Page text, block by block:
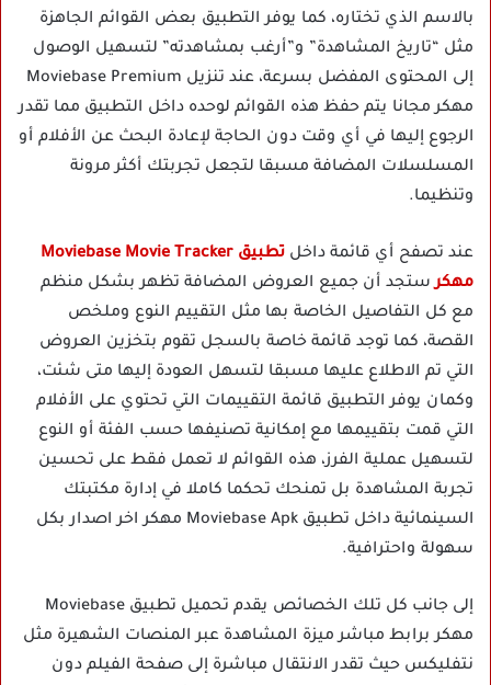
بالاسم الذي تختاره، كما يوفر التطبيق بعض القوائم الجاهزة
مثل “تاريخ المشاهدة” و”أرغب بمشاهدته” لتسهيل الوصول
إلى المحتوى المفضل بسرعة، عند تنزيل Moviebase Premium
مهكر مجانا يتم حفظ هذه القوائم لوحده داخل التطبيق مما تقدر
الرجوع إليها في أي وقت دون الحاجة لإعادة البحث عن الأفلام أو
المسلسلات المضافة مسبقا لتجعل تجربتك أكثر مرونة
وتنظيما.
عند تصفح أي قائمة داخل
تطبيق Moviebase Movie Tracker
مهكرستجد أن جميع العروض المضافة تظهر بشكل منظم
مع كل التفاصيل الخاصة بها مثل التقييم النوع وملخص
القصة، كما توجد قائمة خاصة بالسجل تقوم بتخزين العروض
التي تم الاطلاع عليها مسبقا لتسهل العودة إليها متى شئت،
وكمان يوفر التطبيق قائمة التقييمات التي تحتوي على الأفلام
التي قمت بتقييمها مع إمكانية تصنيفها حسب الفئة أو النوع
لتسهيل عملية الفرز، هذه القوائم لا تعمل فقط على تحسين
تجربة المشاهدة بل تمنحك تحكما كاملا في إدارة مكتبتك
السينمائية داخل تطبيق Moviebase Apk مهكر اخر اصدار بكل
سهولة واحترافية.
إلى جانب كل تلك الخصائص يقدم تحميل تطبيق Moviebase
مهكر برابط مباشر ميزة المشاهدة عبر المنصات الشهيرة مثل
نتفليكس حيث تقدر الانتقال مباشرة إلى صفحة الفيلم دون